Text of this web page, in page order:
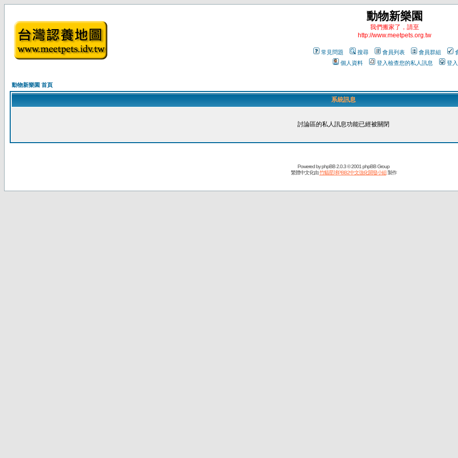
動物新樂園
我們搬家了，請至
http://www.meetpets.org.tw
常見問題 搜尋 會員列表 會員群組
個人資料
登入檢查您的私人訊息 登入
動物新樂園 首頁
系統訊息
討論區的私人訊息功能已經被關閉
Powered byphpBB2.0.3 © 2001 phpBB Group
繁體中文化由竹貓星球PBB2中文強化開發小組製作